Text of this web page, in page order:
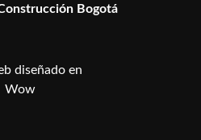
Bogotá
diseñado en
Wow